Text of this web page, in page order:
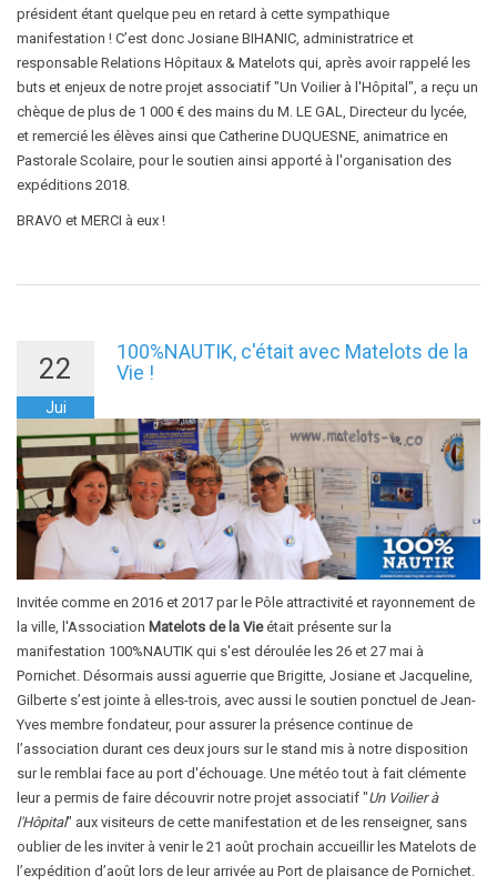
président étant quelque peu en retard à cette sympathique
manifestation ! C’est donc Josiane BIHANIC, administratrice et
responsable Relations Hôpitaux & Matelots qui, après avoir rappelé les
buts et enjeux de notre projet associatif "Un Voilier à l'Hôpital", a reçu un
chèque de plus de 1 000 € des mains du M. LE GAL, Directeur du lycée,
et remercié les élèves ainsi que Catherine DUQUESNE, animatrice en
Pastorale Scolaire, pour le soutien ainsi apporté à l'organisation des
expéditions 2018.
BRAVO et MERCI à eux !
22
Jui
100%NAUTIK, c'était avec Matelots de la
Vie !
Invitée comme en 2016 et 2017 par le Pôle attractivité et rayonnement de
la ville, l'Association Matelots de la Vieétait présente sur la
manifestation 100%NAUTIK qui s'est déroulée les 26 et 27 mai à
Pornichet. Désormais aussi aguerrie que Brigitte, Josiane et Jacqueline,
Gilberte s’est jointe à elles-trois, avec aussi le soutien ponctuel de Jean-
Yves membre fondateur, pour assurer la présence continue de
l’association durant ces deux jours sur le stand mis à notre disposition
sur le remblai face au port d'échouage. Une météo tout à fait clémente
leur a permis de faire découvrir notre projet associatif "Un Voilier à
l'Hôpital" aux visiteurs de cette manifestation et de les renseigner, sans
oublier de les inviter à venir le 21 août prochain accueillir les Matelots de
l’expédition d’août lors de leur arrivée au Port de plaisance de Pornichet.